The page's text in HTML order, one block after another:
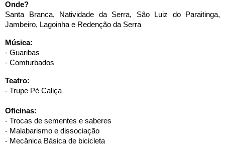
Onde?
Santa Branca, Natividade da Serra, São Luiz do Paraitinga,
Jambeiro, Lagoinha e Redenção da Serra
Música:
- Guaribas
- Comturbados
Teatro:
- Trupe Pé Caliça
Oficinas:
- Trocas de sementes e saberes
- Malabarismo e dissociação
- Mecânica Básica de bicicleta